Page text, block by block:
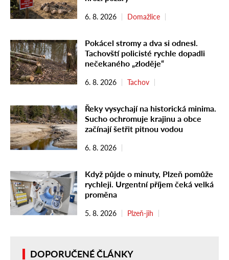
6. 8. 2026 Domažlice
Pokácel stromy a dva si odnesl.
Tachovští policisté rychle dopadli
nečekaného „zloděje“
6. 8. 2026 Tachov
Řeky vysychají na historická minima.
Sucho ochromuje krajinu a obce
začínají šetřit pitnou vodou
6. 8. 2026
Když půjde o minuty, Plzeň pomůže
rychleji. Urgentní příjem čeká velká
proměna
5. 8. 2026 Plzeň-jih
DOPORUČENÉ ČLÁNKY